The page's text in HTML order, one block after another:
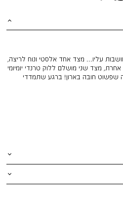
עליו... מצד אחד אלסטי ונוח לריצה,
מצד שני מושלם ללוק טרנדי יומיומי
שפשוט חובה בארון! ברגע שתמדדי